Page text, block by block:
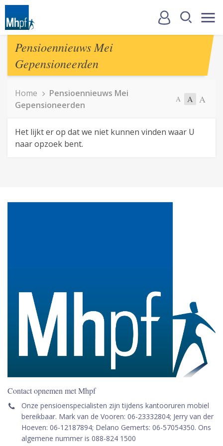
Pensioennieuws Mei
Gepensioneerden
Home
Pensioennieuws Mei
Gepensioneerden
A A A
Het lijkt er op dat we niet kunnen vinden waar U
naar opzoek bent.
Contact opnemen met Mhpf
Onze pensioenspecialisten zijn tijdens kantooruren mobiel
bereikbaar. Mark van de Vooren: 06-23332804; Jerry van der
Hoeven: 06-12187894; Delano Gemerts: 06-57054350. Ons
algemene nummer is 088-824 1500